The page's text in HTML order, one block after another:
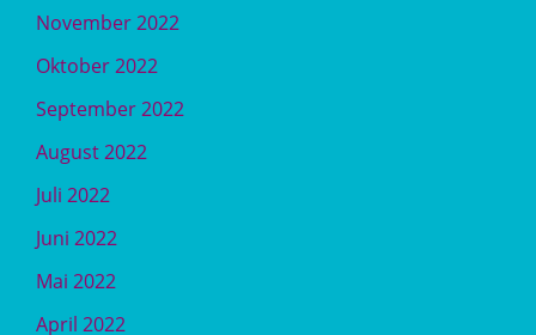
November 2022
Oktober 2022
September 2022
August 2022
Juli 2022
Juni 2022
Mai 2022
April 2022